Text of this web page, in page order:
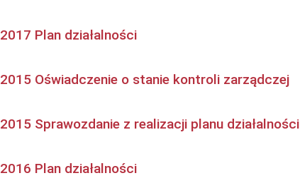
2017 Plan działalności
2015 Oświadczenie o stanie kontroli zarządczej
2015 Sprawozdanie z realizacji planu działalności
2016 Plan działalności